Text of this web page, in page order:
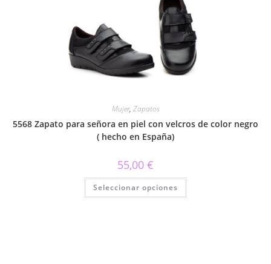
se
pueden
elegir
en
la
página
de
producto
Mujer, Zapatos
5568 Zapato para señora en piel con velcros de color negro
( hecho en España)
55,00 €
Seleccionar opciones
Este
tiene